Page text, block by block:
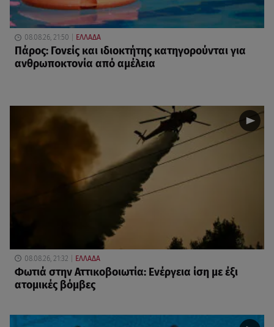
08.08.26, 21:50 ΕΛΛΑΔΑ
Πάρος: Γονείς και ιδιοκτήτης κατηγορούνται για
ανθρωποκτονία από αμέλεια
08.08.26, 21:32 ΕΛΛΑΔΑ
Φωτιά στην Αττικοβοιωτία: Ενέργεια ίση με έξι
ατομικές βόμβες